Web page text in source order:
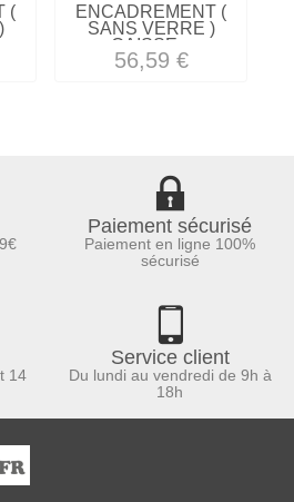
(
ENCADREMENT (
SANS VERRE )
CAISSE...
56,59 €
Paiement sécurisé
Paiement en ligne 100%
sécurisé
14
Service client
Du lundi au vendredi de 9h à
18h